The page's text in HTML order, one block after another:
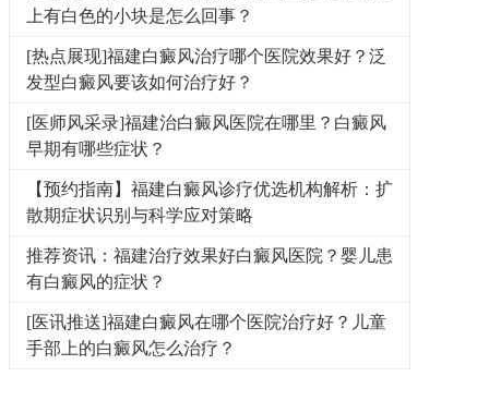
上有白色的小块是怎么回事？
[热点展现]福建白癜风治疗哪个医院效果好？泛
发型白癜风要该如何治疗好？
[医师风采录]福建治白癜风医院在哪里？白癜风
早期有哪些症状？
【预约指南】福建白癜风诊疗优选机构解析：扩
散期症状识别与科学应对策略
推荐资讯：福建治疗效果好白癜风医院？婴儿患
有白癜风的症状？
[医讯推送]福建白癜风在哪个医院治疗好？儿童
手部上的白癜风怎么治疗？